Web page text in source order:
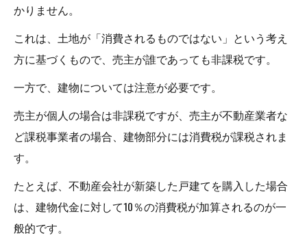
かりません。
これは、土地が「消費されるものではない」という考え
方に基づくもので、売主が誰であっても非課税です。
一方で、建物については注意が必要です。
売主が個人の場合は非課税ですが、売主が不動産業者な
ど課税事業者の場合、建物部分には消費税が課税されま
す。
たとえば、不動産会社が新築した戸建てを購入した場合
は、建物代金に対して10％の消費税が加算されるのが一
般的です。